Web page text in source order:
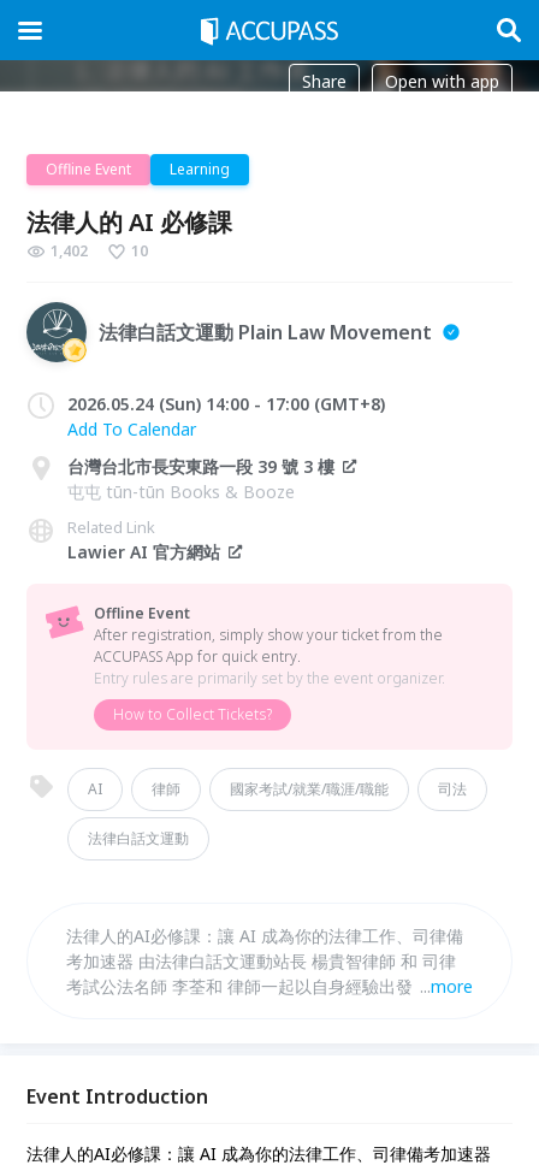
Share Open with app
Offline Event Learning
法律人的 AI 必修課
1,402 10
法律白話文運動 Plain Law Movement
2026.05.24 (Sun) 14:00 - 17:00 (GMT+8)
Add To Calendar
台灣台北市長安東路一段 39 號 3 樓
屯屯 tūn-tūn Books & Booze
Related Link
Lawier AI 官方網站
Offline Event
After registration, simply show your ticket from the
ACCUPASS App for quick entry.
Entry rules are primarily set by the event organizer.
How to Collect Tickets?
AI 律師 國家考試/就業/職涯/職能 司法
法律白話文運動
法律人的AI必修課：讓 AI 成為你的法律工作、司律備
考加速器 由法律白話文運動站長 楊貴智律師 和 司律
考試公法名師 李荃和 律師一起以自身經驗出發， 具體
家優惠，名額有限，請儘速報名！
...more
Event Introduction
法律人的AI必修課：讓 AI 成為你的法律工作、司律備考加速器